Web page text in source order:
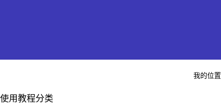
我的位
使用教程分类